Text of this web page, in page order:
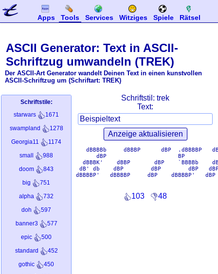
Apps Tools Services Witziges Spiele Rätsel
ASCII Generator: Text in ASCII-
Schriftzug umwandeln (TREK)
Der ASCII-Art Generator wandelt Deinen Text in einen kunstvollen
ASCII-Schriftzug um (Schriftart: TREK)
Schriftstile:
starwars
1671
swampland
1278
Georgia11
1174
small
988
doom
843
big
751
alpha
732
doh
597
banner3
577
epic
500
standard
452
gothic
450
Schriftstil: trek
Text:
dBBBBb     dBBBP      dBP  .dBBBBP
dBP                     BP
dBBBK'    dBBP       dBP    `BBBBb
dB' db    dBP        dBP        dBP
dBBBBP'   dBBBBP     dBP    dBBBBP'
103 48